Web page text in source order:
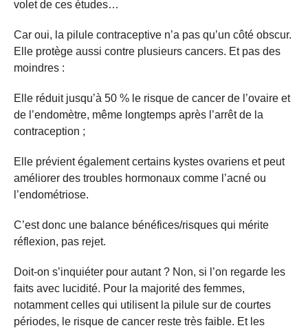
volet de ces études…
Car oui, la pilule contraceptive n’a pas qu’un côté obscur.
Elle protège aussi contre plusieurs cancers. Et pas des
moindres :
Elle réduit jusqu’à 50 % le risque de cancer de l’ovaire et
de l’endomètre, même longtemps après l’arrêt de la
contraception ;
Elle prévient également certains kystes ovariens et peut
améliorer des troubles hormonaux comme l’acné ou
l’endométriose.
C’est donc une balance bénéfices/risques qui mérite
réflexion, pas rejet.
Doit-on s’inquiéter pour autant ? Non, si l’on regarde les
faits avec lucidité. Pour la majorité des femmes,
notamment celles qui utilisent la pilule sur de courtes
périodes, le risque de cancer reste très faible. Et les